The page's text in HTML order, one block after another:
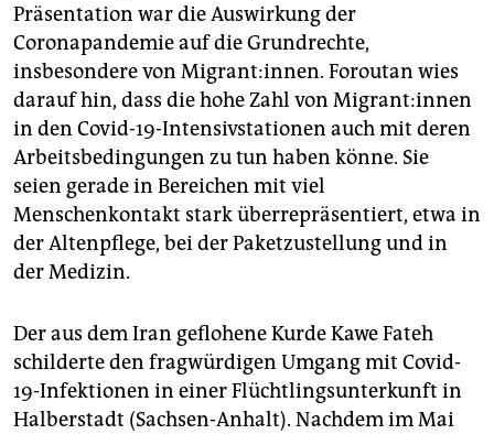
Präsentation war die Auswirkung der
Coronapandemie auf die Grundrechte,
insbesondere von Mi­grant:in­nen. Foroutan wies
darauf hin, dass die hohe Zahl von Mi­gran­t:in­nen
in den Covid-19-Intensivstationen auch mit deren
Arbeitsbedingungen zu tun haben könne. Sie
seien gerade in Bereichen mit viel
Menschenkontakt stark überrepräsentiert, etwa in
der Altenpflege, bei der Paketzustellung und in
der Medizin.
Der aus dem Iran geflohene Kurde Kawe Fateh
schilderte den fragwürdigen Umgang mit Covid-
19-Infektionen in einer Flüchtlingsunterkunft in
Halberstadt (Sachsen-Anhalt). Nachdem im Mai